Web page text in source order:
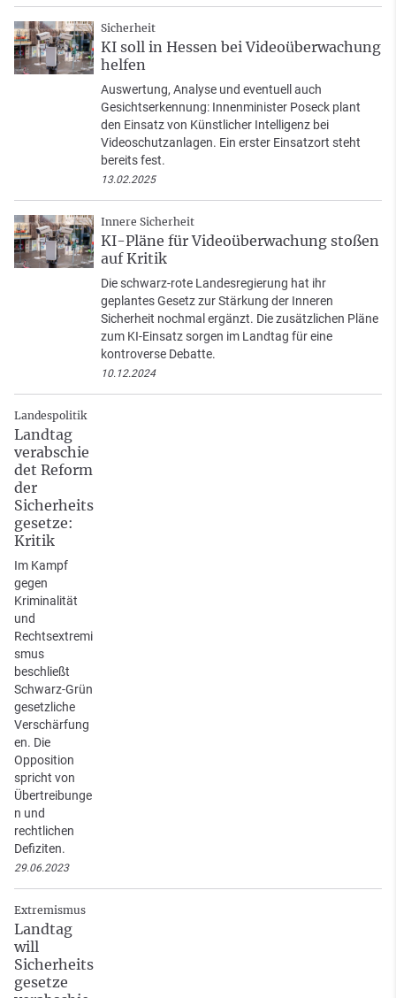
Sicherheit
KI soll in Hessen bei Videoüberwachung
helfen
Auswertung, Analyse und eventuell auch
Gesichtserkennung: Innenminister Poseck plant
den Einsatz von Künstlicher Intelligenz bei
Videoschutzanlagen. Ein erster Einsatzort steht
bereits fest.
13.02.2025
Innere Sicherheit
KI-Pläne für Videoüberwachung stoßen
auf Kritik
Die schwarz-rote Landesregierung hat ihr
geplantes Gesetz zur Stärkung der Inneren
Sicherheit nochmal ergänzt. Die zusätzlichen Pläne
zum KI-Einsatz sorgen im Landtag für eine
kontroverse Debatte.
10.12.2024
Landespolitik
Landtag
verabschie
det Reform
der
Sicherheits
gesetze:
Kritik
Im Kampf
gegen
Kriminalität
und
Rechtsextremi
smus
beschließt
Schwarz-Grün
gesetzliche
Verschärfung
en. Die
Opposition
spricht von
Übertreibunge
n und
rechtlichen
Defiziten.
29.06.2023
Extremismus
Landtag
will
Sicherheits
gesetze